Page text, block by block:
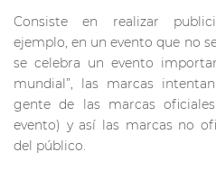
Consiste en realizar
ejemplo, en un evento que no
se celebra un evento
mundial”, las marcas
gente de las marcas
evento) y así las marcas no
del público.